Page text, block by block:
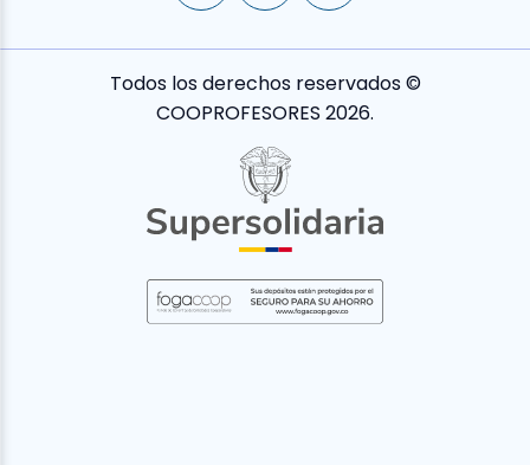
Todos los derechos reservados ©
COOPROFESORES 2026.